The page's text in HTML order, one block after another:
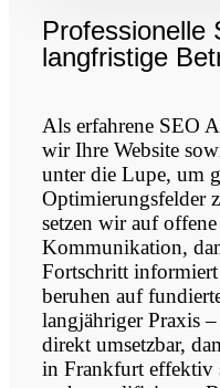
Professionelle
langfristige
Als erfahrene SEO
wir Ihre Website
unter die Lupe, um
Optimierungsfelder
setzen wir auf
Kommunikation,
Fortschritt
beruhen auf
langjähriger Praxis
direkt umsetzbar,
in Frankfurt effektiv